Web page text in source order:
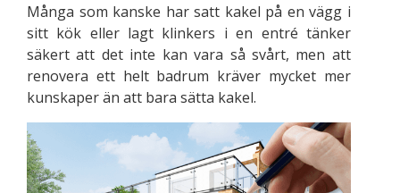
Många som kanske har satt kakel på en vägg i
sitt kök eller lagt klinkers i en entré tänker
säkert att det inte kan vara så svårt, men att
renovera ett helt badrum kräver mycket mer
kunskaper än att bara sätta kakel.